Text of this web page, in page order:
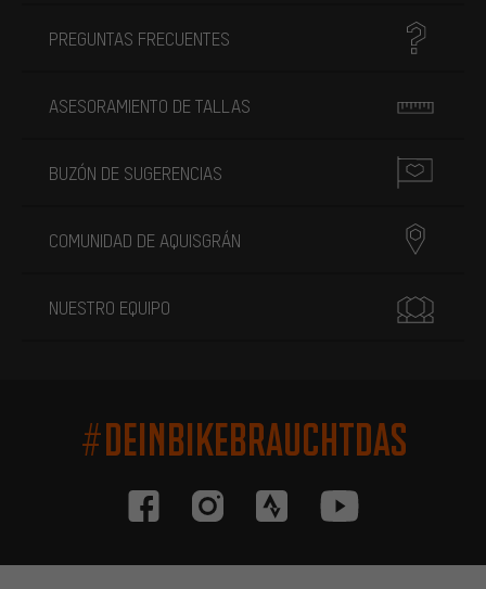
PREGUNTAS FRECUENTES
ASESORAMIENTO DE TALLAS
BUZÓN DE SUGERENCIAS
COMUNIDAD DE AQUISGRÁN
NUESTRO EQUIPO
#DEINBIKEBRAUCHTDAS